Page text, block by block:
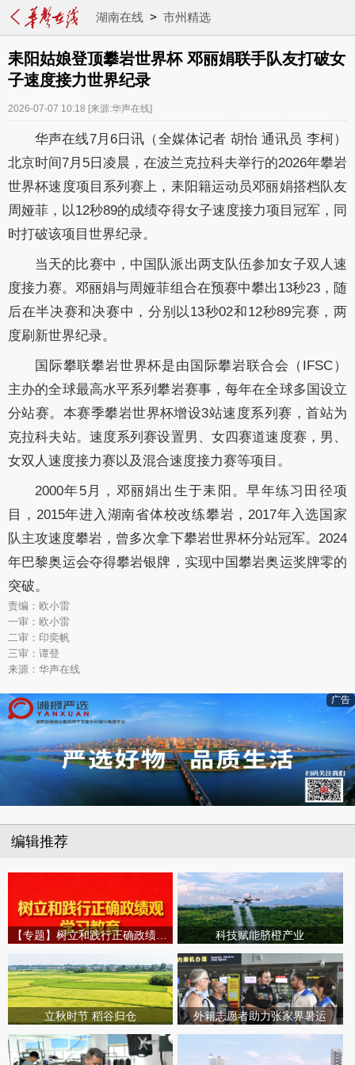
湖南在线> 市州精选
耒阳姑娘登顶攀岩世界杯 邓丽娟联手队友打破女
子速度接力世界纪录
2026-07-07 10:18 [来源:华声在线]
华声在线7月6日讯（全媒体记者 胡怡 通讯员 李柯）
北京时间7月5日凌晨，在波兰克拉科夫举行的2026年攀岩
世界杯速度项目系列赛上，耒阳籍运动员邓丽娟搭档队友
周娅菲，以12秒89的成绩夺得女子速度接力项目冠军，同
时打破该项目世界纪录。
当天的比赛中，中国队派出两支队伍参加女子双人速
度接力赛。邓丽娟与周娅菲组合在预赛中攀出13秒23，随
后在半决赛和决赛中，分别以13秒02和12秒89完赛，两
度刷新世界纪录。
国际攀联攀岩世界杯是由国际攀岩联合会（IFSC）
主办的全球最高水平系列攀岩赛事，每年在全球多国设立
分站赛。本赛季攀岩世界杯增设3站速度系列赛，首站为
克拉科夫站。速度系列赛设置男、女四赛道速度赛，男、
女双人速度接力赛以及混合速度接力赛等项目。
2000年5月，邓丽娟出生于耒阳。早年练习田径项
目，2015年进入湖南省体校改练攀岩，2017年入选国家
队主攻速度攀岩，曾多次拿下攀岩世界杯分站冠军。2024
年巴黎奥运会夺得攀岩银牌，实现中国攀岩奥运奖牌零的
突破。
责编：欧小雷
一审：欧小雷
二审：印奕帆
三审：谭登
来源：华声在线
广告
编辑推荐
科技赋能脐橙产业
立秋时节 稻谷归仓 外籍志愿者助力张家界暑运